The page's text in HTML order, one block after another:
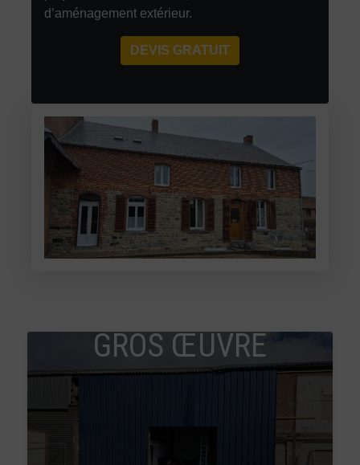
d’aménagement extérieur.
DEVIS GRATUIT
GROS ŒUVRE